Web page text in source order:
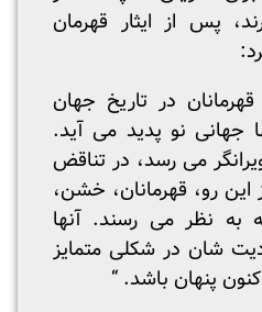
پس از ایثار قهرمان
در تاریخ جهان
جهانی نو پدید می آید.
می رسد، در تناقض
رو، قهرمانان، خشن،
به نظر می رسند. آنها
شان در شکلی متمایز
پنهان باشد. “